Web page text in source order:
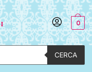
CERCA
0
sul tuo